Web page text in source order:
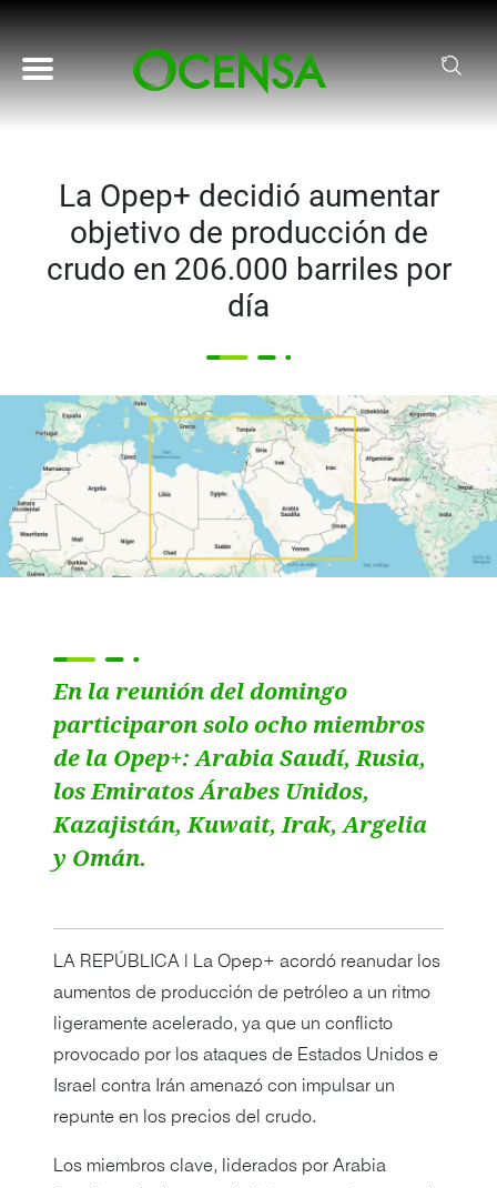
Pasar al contenido principal
La Opep+ decidió aumentar
objetivo de producción de
crudo en 206.000 barriles por
día
En la reunión del domingo
participaron solo ocho miembros
de la Opep+: Arabia Saudí, Rusia,
los Emiratos Árabes Unidos,
Kazajistán, Kuwait, Irak, Argelia
y Omán.
LA REPÚBLICA | La Opep+ acordó reanudar los
aumentos de producción de petróleo a un ritmo
ligeramente acelerado, ya que un conflicto
provocado por los ataques de Estados Unidos e
Israel contra Irán amenazó con impulsar un
repunte en los precios del crudo.
Los miembros clave, liderados por Arabia